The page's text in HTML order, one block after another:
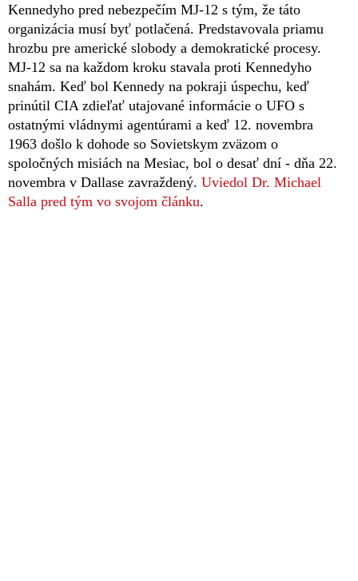
Kennedyho pred nebezpečím MJ-12 s tým, že táto
organizácia musí byť potlačená. Predstavovala priamu
hrozbu pre americké slobody a demokratické procesy.
MJ-12 sa na každom kroku stavala proti Kennedyho
snahám. Keď bol Kennedy na pokraji úspechu, keď
prinútil CIA zdieľať utajované informácie o UFO s
ostatnými vládnymi agentúrami a keď 12. novembra
1963 došlo k dohode so Sovietskym zväzom o
spoločných misiách na Mesiac, bol o desať dní - dňa 22.
novembra v Dallase zavraždený. Uviedol Dr. Michael
Salla pred tým vo svojom článku.